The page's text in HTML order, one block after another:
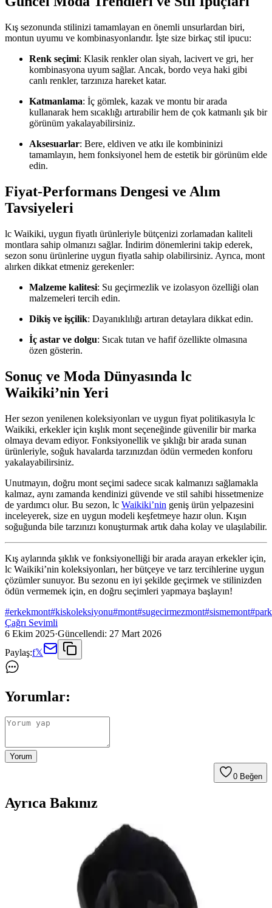
Kış sezonunda stilinizi tamamlayan en önemli unsurlardan biri,
montun uyumu ve kombinasyonlarıdır. İşte size birkaç stil ipucu:
Renk seçimi: Klasik renkler olan siyah, lacivert ve gri, her
kombinasyona uyum sağlar. Ancak, bordo veya haki gibi
canlı renkler, tarzınıza hareket katar.
Katmanlama: İç gömlek, kazak ve montu bir arada
kullanarak hem sıcaklığı artırabilir hem de çok katmanlı şık bir
görünüm yakalayabilirsiniz.
Aksesuarlar: Bere, eldiven ve atkı ile kombininizi
tamamlayın, hem fonksiyonel hem de estetik bir görünüm elde
edin.
Fiyat-Performans Dengesi ve Alım
Tavsiyeleri
lc Waikiki, uygun fiyatlı ürünleriyle bütçenizi zorlamadan kaliteli
montlara sahip olmanızı sağlar. İndirim dönemlerini takip ederek,
sezon sonu ürünlerine uygun fiyatla sahip olabilirsiniz. Ayrıca, mont
alırken dikkat etmeniz gerekenler:
Malzeme kalitesi: Su geçirmezlik ve izolasyon özelliği olan
malzemeleri tercih edin.
Dikiş ve işçilik: Dayanıklılığı artıran detaylara dikkat edin.
İç astar ve dolgu: Sıcak tutan ve hafif özellikte olmasına
özen gösterin.
Sonuç ve Moda Dünyasında lc
Waikiki’nin Yeri
Her sezon yenilenen koleksiyonları ve uygun fiyat politikasıyla lc
Waikiki, erkekler için kışlık mont seçeneğinde güvenilir bir marka
olmaya devam ediyor. Fonksiyonellik ve şıklığı bir arada sunan
ürünleriyle, soğuk havalarda tarzınızdan ödün vermeden konforu
yakalayabilirsiniz.
Unutmayın, doğru mont seçimi sadece sıcak kalmanızı sağlamakla
kalmaz, aynı zamanda kendinizi güvende ve stil sahibi hissetmenize
de yardımcı olur. Bu sezon, lc Waikiki’nin geniş ürün yelpazesini
inceleyerek, size en uygun modeli keşfetmeye hazır olun. Kışın
soğuğunda bile tarzınızı konuşturmak artık daha kolay ve ulaşılabilir.
Kış aylarında şıklık ve fonksiyonelliği bir arada arayan erkekler için,
lc Waikiki’nin koleksiyonları, her bütçeye ve tarz tercihlerine uygun
çözümler sunuyor. Bu sezonu en iyi şekilde geçirmek ve stilinizden
ödün vermemek için, en doğru seçimleri yapmaya başlayın!
#erkekmont#kiskoleksiyonu#mont#sugecirmezmont#sismemont#
Çağrı Sevimli
6 Ekim 2025·Güncellendi: 27 Mart 2026
Paylaş:f𝕏
Yorumlar:
Yorum
0 Beğen
Ayrıca Bakınız
Helen Goods Erkek Mont Seçenekleri: Şıklık ve
Fonksiyonellik Bir Arada
Helen Goods erkek montları, su ve rüzgar geçirmez özellikleriyle
dayanıklılık ve şıklığı bir arada sunar. Çok çeşitli modeller ve renk
seçenekleriyle, günlük ve outdoor kullanım için ideal çözümler